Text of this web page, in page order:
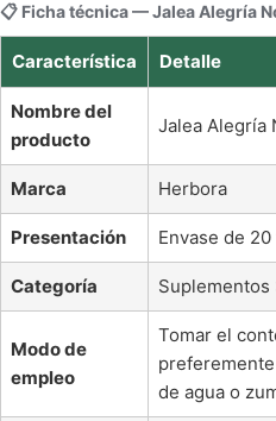
📋 Ficha técnica — Jalea Alegría
Característica Detalle
Nombre del
producto
Jalea Alegría
Marca Herbora
Presentación Envase de
Categoría Suplementos
Modo de
empleo
Tomar el
de agua o